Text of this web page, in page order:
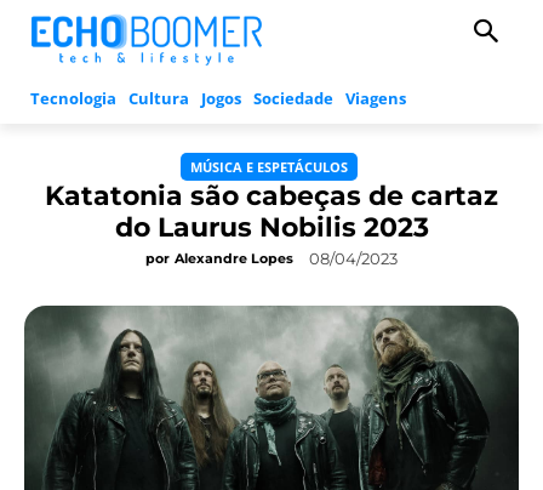
Tecnologia Cultura Jogos Sociedade Viagens
MÚSICA E ESPETÁCULOS
Katatonia são cabeças de cartaz
do Laurus Nobilis 2023
por Alexandre Lopes 08/04/2023